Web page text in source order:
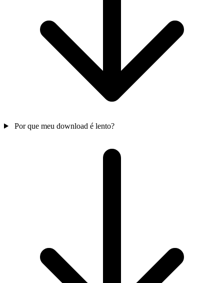
Por que meu download é lento?